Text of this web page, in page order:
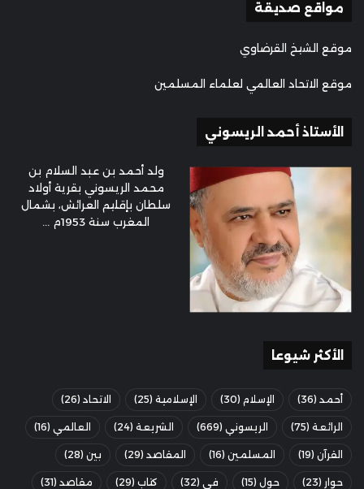
مواقع صديقة
موقع الشيخ القرضاوي
موقع الاتحاد العالمي لعلماء المسلمين
الأستاذ أحمد الريسوني
ولد أحمد بن عبد السلام بن
محمد الريسوني بقرية أولاد
سلطان بإقليم العرائش، بشمال
المغرب سنة 1953م ...
الأكثر شيوعا
أحمد (36) الإسلام (30) الإسلامية (25) الاتحاد (26)
الرائعة (75) الريسوني (669) الشريعة (24) العالمي (16)
القرآن (19) المسلمين (16) المقاصد (29) بين (28)
حوار (23) حول (15) في (32) كتاب (29) مقاصد (31)